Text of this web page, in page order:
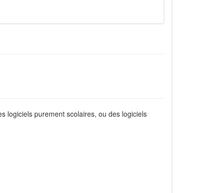
logiciels purement scolaires, ou des logiciels